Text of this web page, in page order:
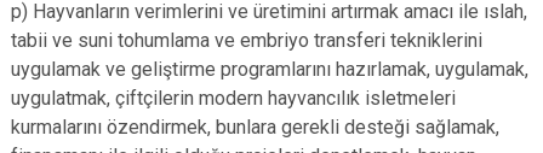
p) Hayvanların verimlerini ve üretimini artırmak amacı ile ıslah,
tabii ve suni tohumlama ve embriyo transferi tekniklerini
uygulamak ve geliştirme programlarını hazırlamak, uygulamak,
uygulatmak, çiftçilerin modern hayvancılık isletmeleri
kurmalarını özendirmek, bunlara gerekli desteği sağlamak,